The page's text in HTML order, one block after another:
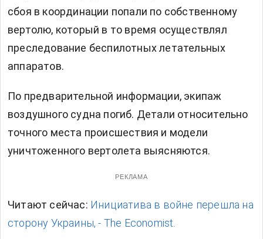
сбоя в координации попали по собственному
вертолю, который в то время осуществлял
преследование беспилотных летательных
аппаратов.
По предварительной информации, экипаж
воздушного судна погиб. Детали относительно
точного места происшествия и модели
уничтоженного вертолета выясняются.
РЕКЛАМА
Читают сейчас: Инициатива в войне перешла на
сторону Украины, - The Economist.